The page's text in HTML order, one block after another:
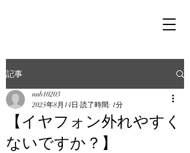
記事
【イヤフォン外れやすく
ないですか？】
nnb10203
2025年8月14日 読了時間: 1分